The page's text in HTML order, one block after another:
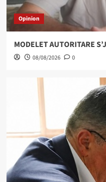
Opinion
MODELET AUTORITARE
08/08/2026 0